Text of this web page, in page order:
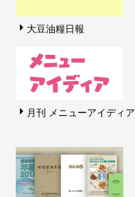
大豆油糧日報
月刊 メニューアイディア